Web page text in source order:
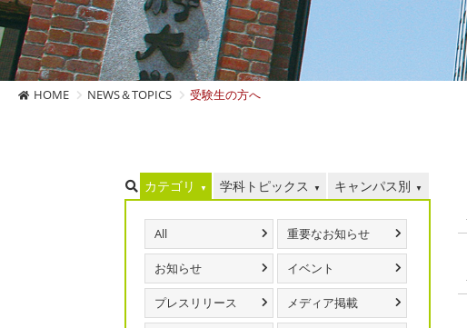
HOME NEWS＆TOPICS 受験生の方へ
カテゴリ 学科トピックス キャンパス別
All 重要なお知らせ
お知らせ イベント
プレスリリース メディア掲載